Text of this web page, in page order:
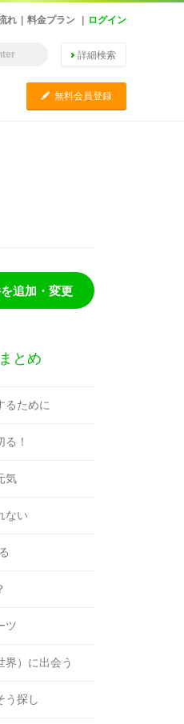
れ 料金プラン ログイン
詳細検索
C 無料会員登録
追加・変更
とめ
るために
！
気
ない
ツ
界）に出会う
う探し